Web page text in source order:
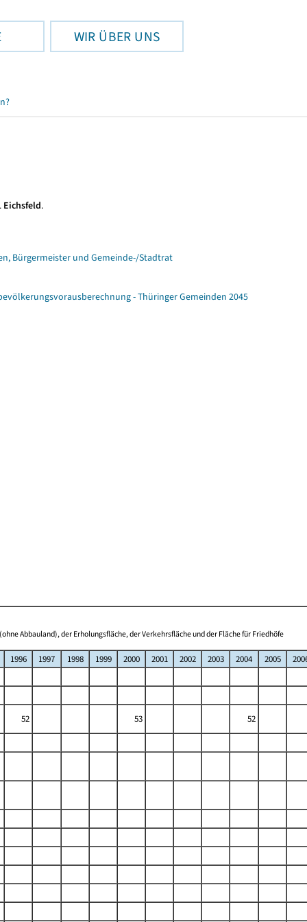
WIR ÜBER UNS
Eichsfeld.
Bürgermeister und Gemeinde-/Stadtrat
- Thüringer Gemeinden 2045
Abbauland), der Erholungsfläche, der Verkehrsfläche und der Fläche für Friedhöfe
1996 1997 1998 1999 2000 2001 2002 2003 2004 2005
52 53
52